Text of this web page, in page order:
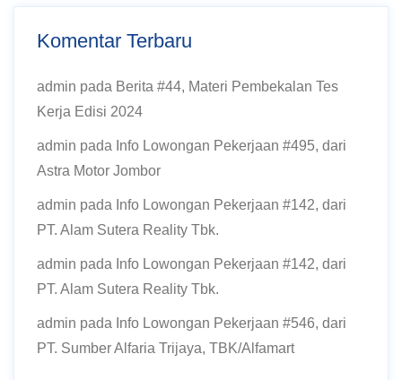
Komentar Terbaru
admin pada Berita #44, Materi Pembekalan Tes
Kerja Edisi 2024
admin pada Info Lowongan Pekerjaan #495, dari
Astra Motor Jombor
admin pada Info Lowongan Pekerjaan #142, dari
PT. Alam Sutera Reality Tbk.
admin pada Info Lowongan Pekerjaan #142, dari
PT. Alam Sutera Reality Tbk.
admin pada Info Lowongan Pekerjaan #546, dari
PT. Sumber Alfaria Trijaya, TBK/Alfamart